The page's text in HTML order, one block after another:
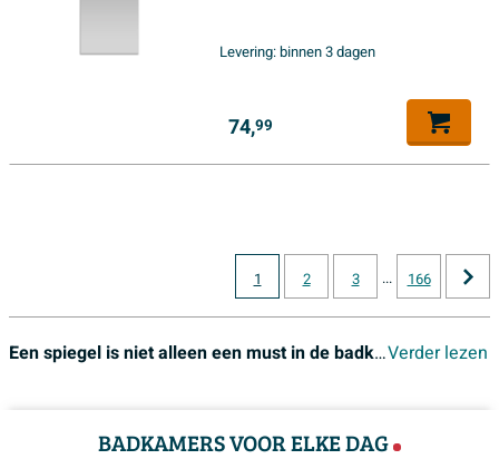
Levering:binnen 3 dagen
74,99
1 2 3 ... 166
Een spiegel is niet alleen een must in de badkamer vanwege het praktische opzicht, maar kan ook als decoratie dienen en de sfeer van de ruimte veranderen. Daarom hebben wij een selectie aan spiegel aanbiedingen die varieert. Zo is er altijd een spiegel die aansluit op jouw badkamerstijl.Verder lezen
BADKAMERS VOOR ELKE DAG